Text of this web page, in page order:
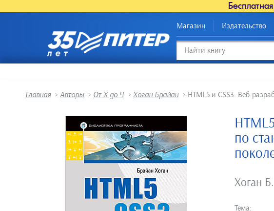
Магазин Издательство
Главная > Авторы > От Х до Ч > Хоган Брайан > HTML5 и CSS3. Веб-
по
Хоган Б.
Тема: